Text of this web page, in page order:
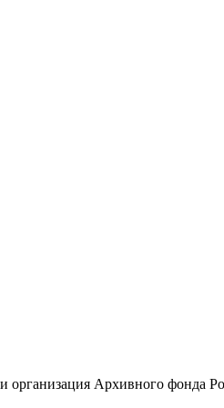
организация Архивного фонда